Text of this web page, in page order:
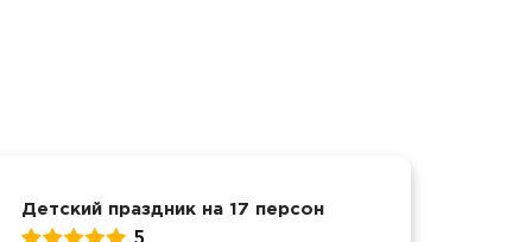
Детский праздник на 17 персон